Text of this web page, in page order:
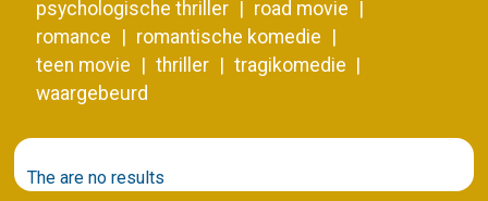
psychologische thriller
road movie
romance
romantische komedie
teen movie
thriller
tragikomedie
waargebeurd
The are no results